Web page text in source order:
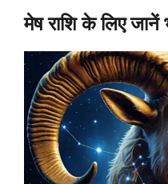
मेष राशि के लिए जानें